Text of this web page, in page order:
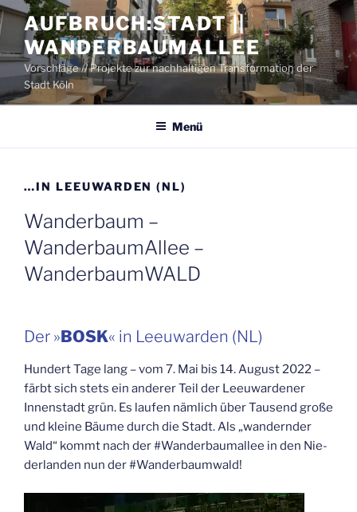
Zum
Inhalt
springen
AUFBRUCH:STADT ||
WANDERBAUMALLEE
Vorschläge // Projekte zur nachhaltigen Transformation der
Stadt Köln
Menü
…IN LEE­U­WAR­DEN (NL)
Wan­der­baum –
WanderbaumAllee –
WanderbaumWALD
Der »BOSK« in Lee­u­war­den (NL)
Hun­dert Tage lang – vom 7. Mai bis 14. August 2022 –
färbt sich stets ein ande­rer Teil der Lee­u­war­de­ner
Innen­stadt grün. Es lau­fen näm­lich über Tau­send gro­ße
und klei­ne Bäu­me durch die Stadt. Als „wan­dern­der
Wald“ kommt nach der #Wan­der­baum­al­lee in den Nie­
der­lan­den nun der #Wan­der­baum­wald!